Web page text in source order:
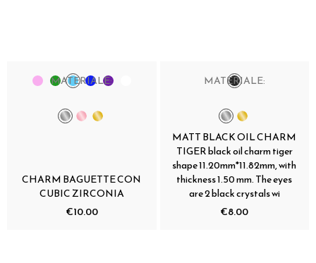
MATERIALE:
CHARM BAGUETTE CON
CUBIC ZIRCONIA
€10.00
MATERIALE:
MATT BLACK OIL CHARM
TIGER black oil charm tiger
shape 11.20mm*11.82mm, with
thickness 1.50 mm. The eyes
are 2 black crystals wi
€8.00